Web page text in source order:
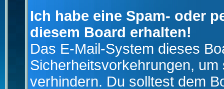
Ich habe eine Spam- oder
diesem Board erhalten!
Das E-Mail-System dieses
Sicherheitsvorkehrungen,
verhindern. Du solltest dem